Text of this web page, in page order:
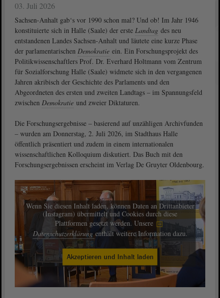
03. Juli 2026
Sachsen-Anhalt gab‘s vor 1990 schon mal? Und ob! Im Jahr 1946
konstituierte sich in Halle (Saale) der erste Landtag des neu
entstandenen Landes Sachsen-Anhalt und läutete eine kurze Phase
der parlamentarischen Demokratie ein. Ein Forschungsprojekt des
Politikwissenschaftlers Prof. Dr. Everhard Holtmann vom Zentrum
für Sozialforschung Halle (Saale) widmete sich in den vergangenen
Jahren akribisch der Geschichte des Parlaments und den
Abgeordneten des ersten und zweiten Landtags – im Spannungsfeld
zwischen Demokratie und zweier Diktaturen.
Die Forschungsergebnisse – basierend auf unzähligen Archivfunden
– wurden am Donnerstag, 2. Juli 2026, im Stadthaus Halle
öffentlich präsentiert und zudem in einem internationalen
wissenschaftlichen Kolloquium diskutiert. Das Buch mit den
Forschungsergebnissen erscheint im Verlag De Gruyter Oldenbourg.
Wenn Sie diesen Inhalt laden, können Daten an Drittanbieter
(Instagram) übermittelt und Cookies durch diese
Plattformen gesetzt werden. Unsere
Datenschutzerklärung enthält weitere Information dazu.
Akzeptieren und Inhalt laden